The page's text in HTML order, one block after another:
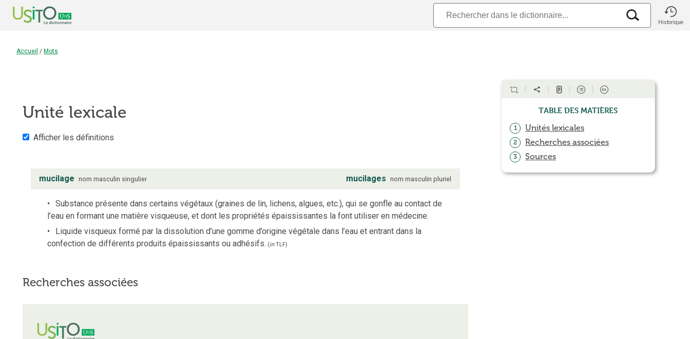
Historique
Accueil / Mots
Unité lexicale
Afficher les définitions
mucilage nom masculin singulier mucilages nom masculin pluriel
Substance présente dans certains végétaux (graines de lin, lichens, algues, etc.), qui se gonfle au contact de
l’eau en formant une matière visqueuse, et dont les propriétés épaississantes la font utiliser en médecine.
Liquide visqueux formé par la dissolution d’une gomme d’origine végétale dans l’eau et entrant dans la
confection de différents produits épaississants ou adhésifs. (inTLF)
Recherches associées
Table des matières
1 Unités lexicales
2 Recherches associées
3 Sources